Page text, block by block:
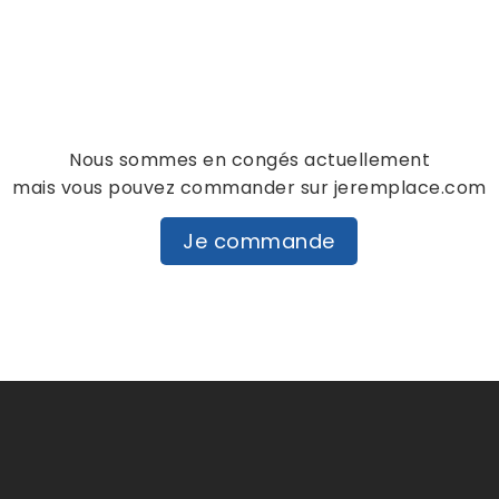
EVALUEZ-LE
Nous sommes en congés actuellement
mais vous pouvez commander sur jeremplace.com
Je commande